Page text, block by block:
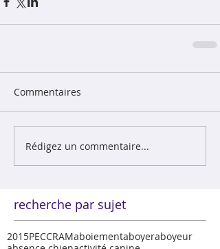
Commentaires
Rédigez un commentaire...
recherche par sujet
2015PECCRAMaboiementaboyeraboyeur